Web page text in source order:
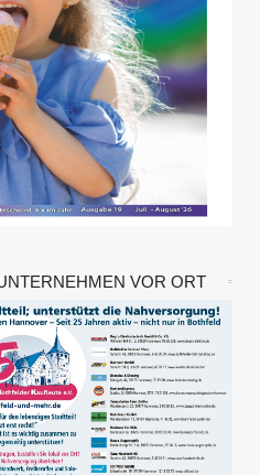
VOR ORT